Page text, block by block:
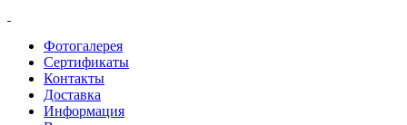
Фотогалерея
Сертификаты
Контакты
Доставка
Информация